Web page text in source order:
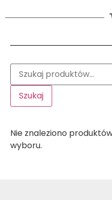
Szukaj
Nie znaleziono
wyboru.